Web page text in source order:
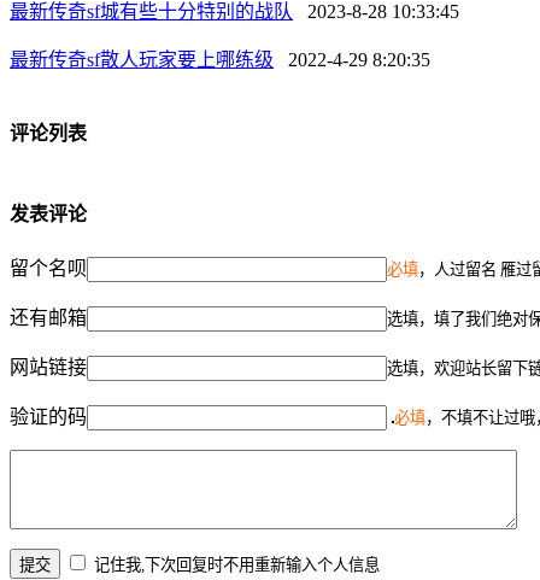
最新传奇sf城有些十分特别的战队 2023-8-28 10:33:45
最新传奇sf散人玩家要上哪练级 2022-4-29 8:20:35
评论列表
发表评论
留个名呗 必填，人过留名 雁过
还有邮箱 选填，填了我们绝对
网站链接 选填，欢迎站长留下
验证的码 必填，不填不让过
记住我,下次回复时不用重新输入个人信息